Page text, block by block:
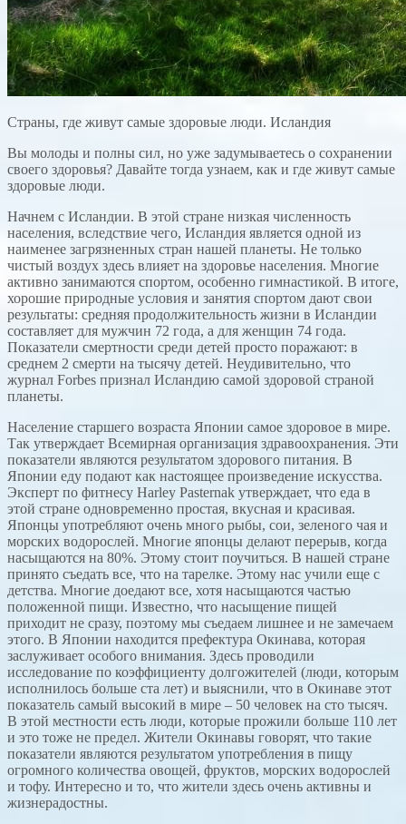
Страны, где живут самые здоровые люди. Исландия
Вы молоды и полны сил, но уже задумываетесь о сохранении
своего здоровья? Давайте тогда узнаем, как и где живут самые
здоровые люди.
Начнем с Исландии. В этой стране низкая численность
населения, вследствие чего, Исландия является одной из
наименее загрязненных стран нашей планеты. Не только
чистый воздух здесь влияет на здоровье населения. Многие
активно занимаются спортом, особенно гимнастикой. В итоге,
хорошие природные условия и занятия спортом дают свои
результаты: средняя продолжительность жизни в Исландии
составляет для мужчин 72 года, а для женщин 74 года.
Показатели смертности среди детей просто поражают: в
среднем 2 смерти на тысячу детей. Неудивительно, что
журнал Forbes признал Исландию самой здоровой страной
планеты.
Население старшего возраста Японии самое здоровое в мире.
Так утверждает Всемирная организация здравоохранения. Эти
показатели являются результатом здорового питания. В
Японии еду подают как настоящее произведение искусства.
Эксперт по фитнесу Harley Pasternak утверждает, что еда в
этой стране одновременно простая, вкусная и красивая.
Японцы употребляют очень много рыбы, сои, зеленого чая и
морских водорослей. Многие японцы делают перерыв, когда
насыщаются на 80%. Этому стоит поучиться. В нашей стране
принято съедать все, что на тарелке. Этому нас учили еще с
детства. Многие доедают все, хотя насыщаются частью
положенной пищи. Известно, что насыщение пищей
приходит не сразу, поэтому мы съедаем лишнее и не замечаем
этого. В Японии находится префектура Окинава, которая
заслуживает особого внимания. Здесь проводили
исследование по коэффициенту долгожителей (люди, которым
исполнилось больше ста лет) и выяснили, что в Окинаве этот
показатель самый высокий в мире – 50 человек на сто тысяч.
В этой местности есть люди, которые прожили больше 110 лет
и это тоже не предел. Жители Окинавы говорят, что такие
показатели являются результатом употребления в пищу
огромного количества овощей, фруктов, морских водорослей
и тофу. Интересно и то, что жители здесь очень активны и
жизнерадостны.